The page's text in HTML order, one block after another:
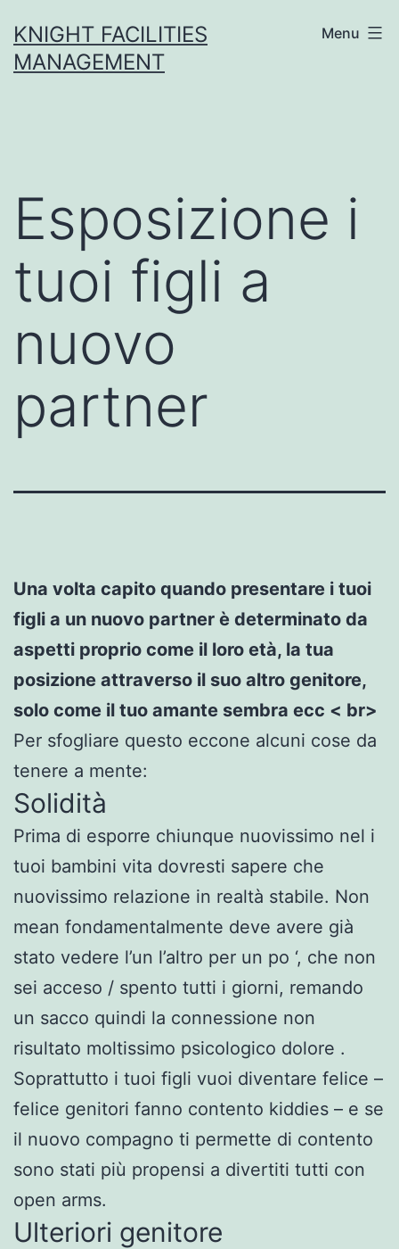
to
content
KNIGHT FACILITIES
MANAGEMENT
Menu
Esposizione i
tuoi figli a
nuovo
partner
Una volta capito quando presentare i tuoi
figli a un nuovo partner è determinato da
aspetti proprio come il loro età, la tua
posizione attraverso il suo altro genitore,
solo come il tuo amante sembra ecc < br>
Per sfogliare questo eccone alcuni cose da
tenere a mente:
Solidità
Prima di esporre chiunque nuovissimo nel i
tuoi bambini vita dovresti sapere che
nuovissimo relazione in realtà stabile. Non
mean fondamentalmente deve avere già
stato vedere l’un l’altro per un po ‘, che non
sei acceso / spento tutti i giorni, remando
un sacco quindi la connessione non
risultato moltissimo psicologico dolore .
Soprattutto i tuoi figli vuoi diventare felice –
felice genitori fanno contento kiddies – e se
il nuovo compagno ti permette di contento
sono stati più propensi a divertiti tutti con
open arms.
Ulteriori genitore